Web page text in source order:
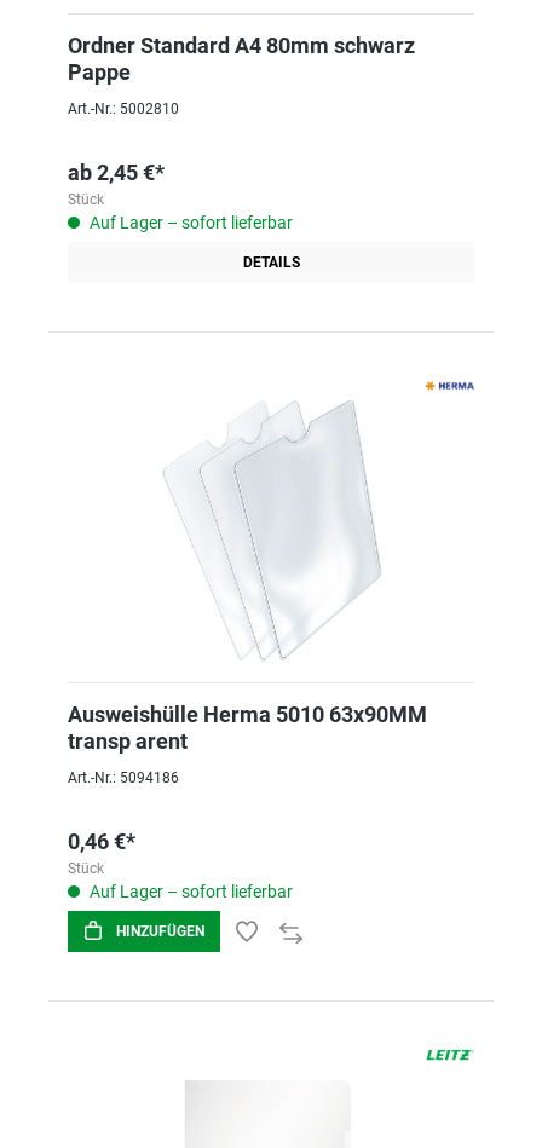
Ordner Standard A4 80mm schwarz
Pappe
Art.-Nr.: 5002810
ab2,45 €*
Stück
Auf Lager – sofort lieferbar
DETAILS
Ausweishülle Herma 5010 63x90MM
transp arent
Art.-Nr.: 5094186
0,46 €*
Stück
Auf Lager – sofort lieferbar
HINZUFÜGEN